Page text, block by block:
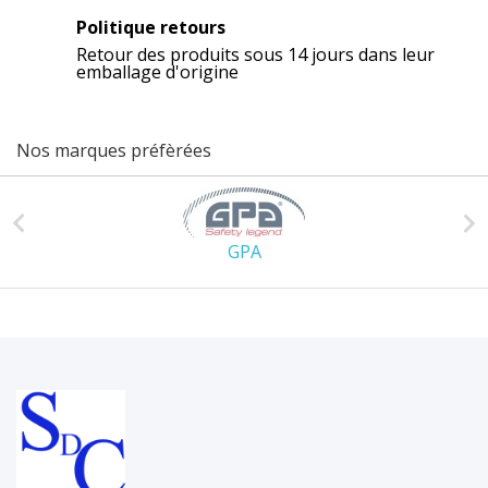
Politique retours
Retour des produits sous 14 jours dans leur
emballage d'origine
Nos marques préfèrées

GPA
